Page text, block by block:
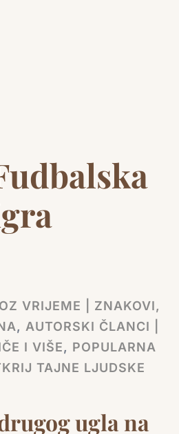
VRIJEME | ZNAKOVI,
, AUTORSKI ČLANCI |
I VIŠE, POPULARNA
TAJNE LJUDSKE
ugla na